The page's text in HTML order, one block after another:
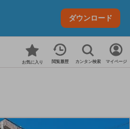
ダウンロード
お気に入り 閲覧履歴 カンタン検索 マイページ